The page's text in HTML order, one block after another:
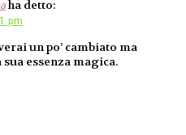
ha detto:
pm
un po’ cambiato ma
essenza magica.